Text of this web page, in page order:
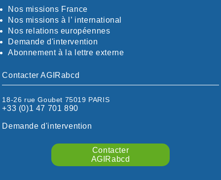
CÖTES-D'ARMOR
DORDOGNE
DRÖME / ARDÈCHE
ESSONNE
EURE-ET-LOIR
FINISTÈRE
HAUTES-PYRÉNÉES
HÉRAULT
ILLE ET VILAINE
LOIRE / OCÉAN
Nos missions France
Nos missions à l’ international
Nos relations européennes
Demande d'intervention
Abonnement à la lettre externe
Contacter AGIRabcd
18-26 rue Goubet 75019 PARIS
+33 (0)1 47 701 890
Demande d'intervention
Contacter
AGIRabcd